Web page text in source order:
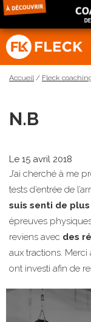
Accueil / Fleck
N.B
Le 15 avril 2018
J’ai cherché à me
tests d’entrée de
suis senti de
épreuves
reviens avec des
aux tractions. Merci
ont investi afin de